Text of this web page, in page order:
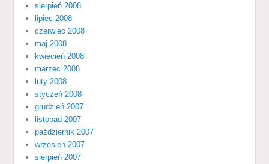
sierpień 2008
lipiec 2008
czerwiec 2008
maj 2008
kwiecień 2008
marzec 2008
luty 2008
styczeń 2008
grudzień 2007
listopad 2007
październik 2007
wrzesień 2007
sierpień 2007